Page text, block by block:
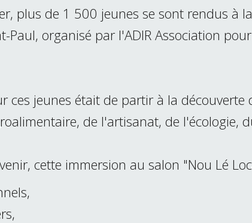
plus de 1 500 jeunes se sont rendus à
Paul, organisé par l'ADIR Association
ces jeunes était de partir à la découverte
de l'artisanat, de l'écologie,
cette immersion au salon "Nou Lé